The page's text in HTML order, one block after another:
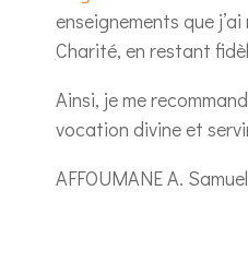
enseignements que
Charité, en restant
Ainsi, je me
vocation divine et
AFFOUMANE A.